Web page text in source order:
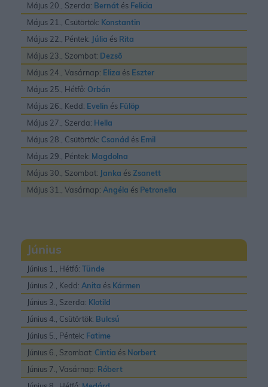
Május 20., Szerda: Bernát és Felicia
Május 21., Csütörtök: Konstantin
Május 22., Péntek: Júlia és Rita
Május 23., Szombat: Dezsõ
Május 24., Vasárnap: Eliza és Eszter
Május 25., Hétfő: Orbán
Május 26., Kedd: Evelin és Fülöp
Május 27., Szerda: Hella
Május 28., Csütörtök: Csanád és Emil
Május 29., Péntek: Magdolna
Május 30., Szombat: Janka ésZsanett
Május 31., Vasárnap: Angéla és Petronella
Június
Június 1., Hétfő: Tünde
Június 2., Kedd: Anita és Kármen
Június 3., Szerda: Klotild
Június 4., Csütörtök: Bulcsú
Június 5., Péntek: Fatime
Június 6., Szombat: Cintia és Norbert
Június 7., Vasárnap: Róbert